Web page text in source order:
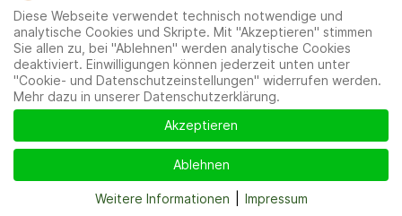
Mitglieder Impressum Datenschutzerklärung
Cookie-
und Datenschutzeinstellungen
Diese Webseite verwendet technisch notwendige und
analytische Cookies und Skripte. Mit "Akzeptieren" stimmen
Sie allen zu, bei "Ablehnen" werden analytische Cookies
deaktiviert. Einwilligungen können jederzeit unten unter
"Cookie- und Datenschutzeinstellungen" widerrufen werden.
Mehr dazu in unserer Datenschutzerklärung.
Akzeptieren
Ablehnen
Weitere Informationen Impressum